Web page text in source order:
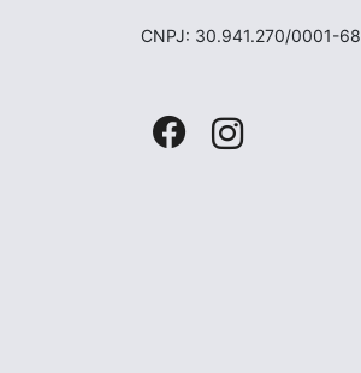
CNPJ: 30.941.270/0001-68